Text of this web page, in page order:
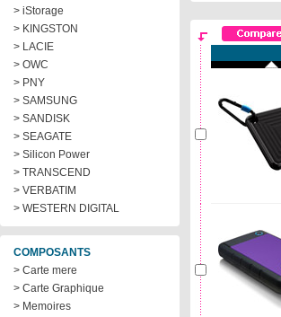
> iStorage
> KINGSTON
> LACIE
> OWC
> PNY
> SAMSUNG
> SANDISK
> SEAGATE
> Silicon Power
> TRANSCEND
> VERBATIM
> WESTERN DIGITAL
COMPOSANTS
> Carte mere
> Carte Graphique
> Memoires